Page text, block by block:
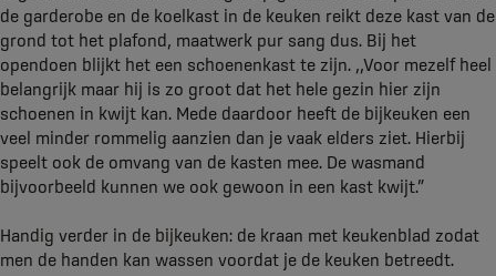
de garderobe en de koelkast in de keuken reikt deze kast van de
grond tot het plafond, maatwerk pur sang dus. Bij het
opendoen blijkt het een schoenenkast te zijn. ,,Voor mezelf heel
belangrijk maar hij is zo groot dat het hele gezin hier zijn
schoenen in kwijt kan. Mede daardoor heeft de bijkeuken een
veel minder rommelig aanzien dan je vaak elders ziet. Hierbij
speelt ook de omvang van de kasten mee. De wasmand
bijvoorbeeld kunnen we ook gewoon in een kast kwijt.”
Handig verder in de bijkeuken: de kraan met keukenblad zodat
men de handen kan wassen voordat je de keuken betreedt.